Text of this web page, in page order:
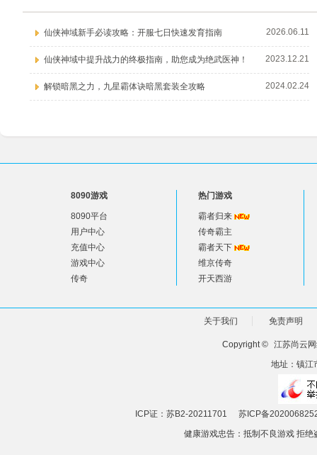
仙侠神域新手必读攻略：开服七日快速发育指南 2026.06.11
仙侠神域中提升战力的终极指南，助您成为绝武医神！ 2023.12.21
解锁暗黑之力，九星霸体诀暗黑套装全攻略 2024.02.24
8090游戏
8090平台
用户中心
充值中心
游戏中心
传奇
热门游戏
霸者归来
传奇霸主
霸者天下
维京传奇
开天西游
关于我们 免责声明
Copyright © 江苏尚云
地址：镇江
ICP证：苏B2-20211701
苏ICP备
健康游戏忠告：抵制不良游戏 拒